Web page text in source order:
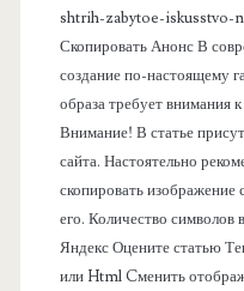
shtrih-zabytoe-iskusstvo-
Скопировать Анонс В
создание по-настоящему
образа требует внимания
Внимание! В статье
сайта. Настоятельно
скопировать изображение
его. Количество символов
Яндекс Оцените статью
или Html Cменить